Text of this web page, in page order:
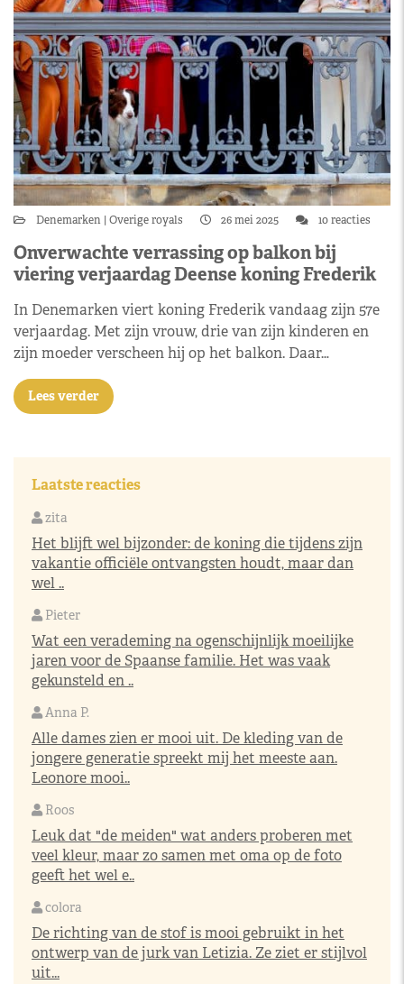
Denemarken Overige royals 26 mei 2025 10 reacties
Onverwachte verrassing op balkon bij
viering verjaardag Deense koning Frederik
In Denemarken viert koning Frederik vandaag zijn 57e
verjaardag. Met zijn vrouw, drie van zijn kinderen en
zijn moeder verscheen hij op het balkon. Daar…
Lees verder
Laatste reacties
zita
Het blijft wel bijzonder: de koning die tijdens zijn
vakantie officiële ontvangsten houdt, maar dan
wel ..
Pieter
Wat een verademing na ogenschijnlijk moeilijke
jaren voor de Spaanse familie. Het was vaak
gekunsteld en ..
Anna P.
Alle dames zien er mooi uit. De kleding van de
jongere generatie spreekt mij het meeste aan.
Leonore mooi..
Roos
Leuk dat "de meiden" wat anders proberen met
veel kleur, maar zo samen met oma op de foto
geeft het wel e..
colora
De richting van de stof is mooi gebruikt in het
ontwerp van de jurk van Letizia. Ze ziet er stijlvol
uit...